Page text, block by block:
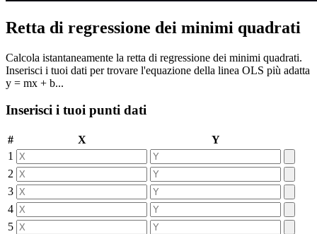
Retta di regressione dei minimi quadrati
Calcola istantaneamente la retta di regressione dei minimi quadrati.
Inserisci i tuoi dati per trovare l'equazione della linea OLS più adatta
y = mx + b...
Inserisci i tuoi punti dati
# X
Y
1
2
3
4
5